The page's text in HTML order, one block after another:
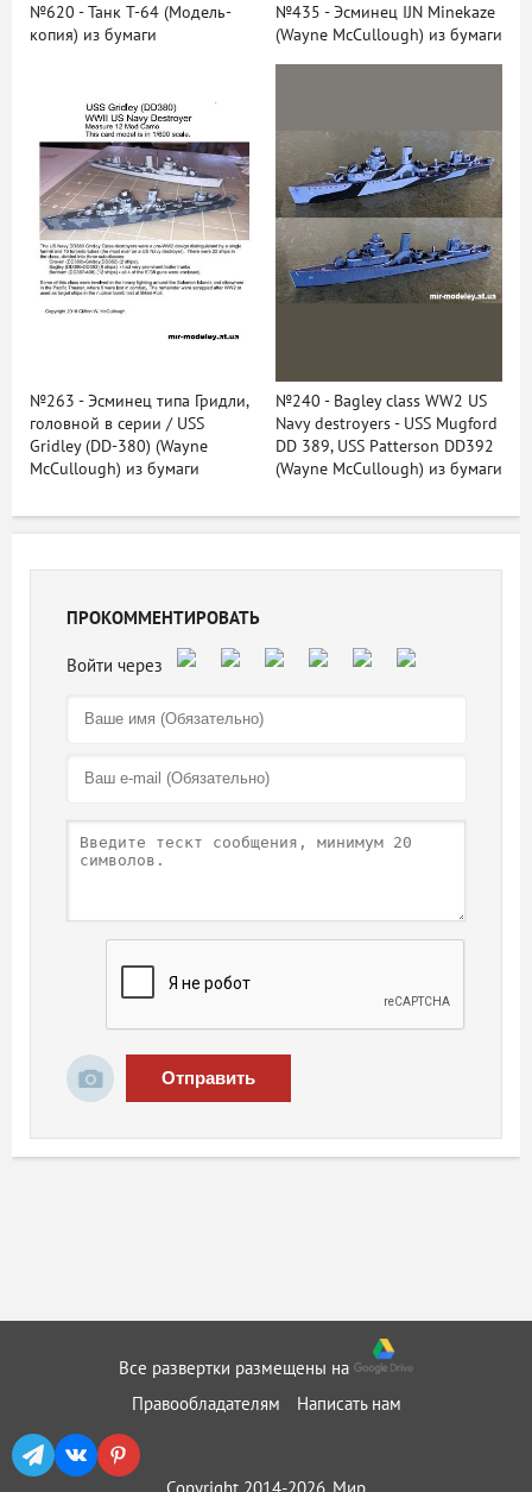
№620 - Танк Т-64 (Модель-
копия) из бумаги
№435 - Эсминец IJN Minekaze
(Wayne McCullough) из бумаги
№263 - Эсминец типа Гридли,
головной в серии / USS
Gridley (DD-380) (Wayne
McCullough) из бумаги
№240 - Bagley class WW2 US
Navy destroyers - USS Mugford
DD 389, USS Patterson DD392
(Wayne McCullough) из бумаги
ПРОКОММЕНТИРОВАТЬ
Отправить
Все развертки размещены на
Правообладателям
Написать нам